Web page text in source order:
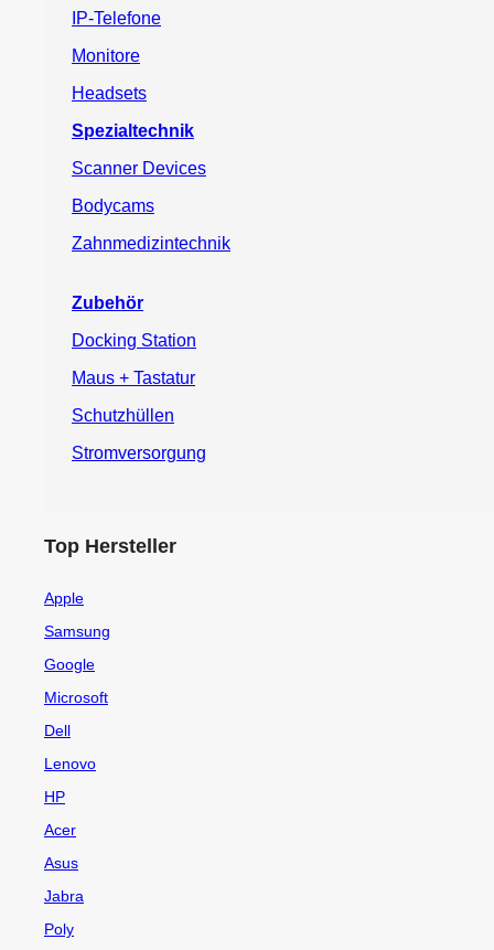
IP-Telefone
Monitore
Headsets
Spezialtechnik
Scanner Devices
Bodycams
Zahnmedizintechnik
Zubehör
Docking Station
Maus + Tastatur
Schutzhüllen
Stromversorgung
Top Hersteller
Apple
Samsung
Google
Microsoft
Dell
Lenovo
HP
Acer
Asus
Jabra
Poly